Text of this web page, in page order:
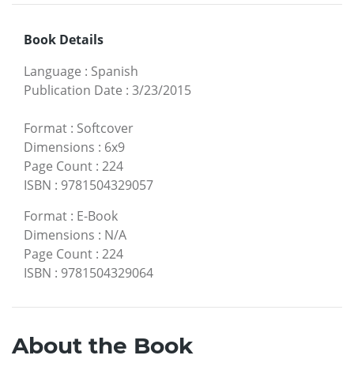
Book Details
Language : Spanish
Publication Date : 3/23/2015
Format : Softcover
Dimensions : 6x9
Page Count : 224
ISBN : 9781504329057
Format : E-Book
Dimensions : N/A
Page Count : 224
ISBN : 9781504329064
About the Book